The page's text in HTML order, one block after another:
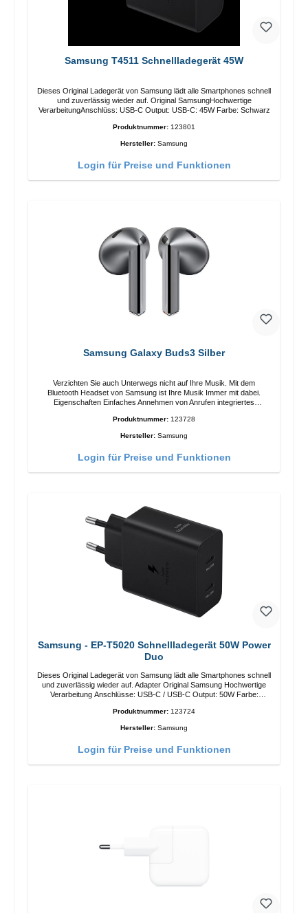
Samsung T4511 Schnellladegerät 45W
Dieses Original Ladegerät von Samsung lädt alle Smartphones schnell
und zuverlässig wieder auf. Original SamsungHochwertige
VerarbeitungAnschlüss: USB-C Output: USB-C: 45W Farbe: Schwarz
Produktnummer: 123801
Hersteller: Samsung
Login für Preise und Funktionen
Samsung Galaxy Buds3 Silber
Verzichten Sie auch Unterwegs nicht auf Ihre Musik. Mit dem
Bluetooth Headset von Samsung ist Ihre Musik Immer mit dabei.
Eigenschaften Einfaches Annehmen von Anrufen integriertes
Technische Daten: Bluetooth: 5.4 Reichweite: 10m Ladezeit: 2h
Produktnummer: 123728
Hersteller: Samsung
Login für Preise und Funktionen
Samsung - EP-T5020 Schnellladegerät 50W Power
Duo
Dieses Original Ladegerät von Samsung lädt alle Smartphones schnell
und zuverlässig wieder auf. Adapter Original Samsung Hochwertige
Verarbeitung Anschlüsse: USB-C / USB-C Output: 50W Farbe:
Schwarz/li>
Produktnummer: 123724
Hersteller: Samsung
Login für Preise und Funktionen